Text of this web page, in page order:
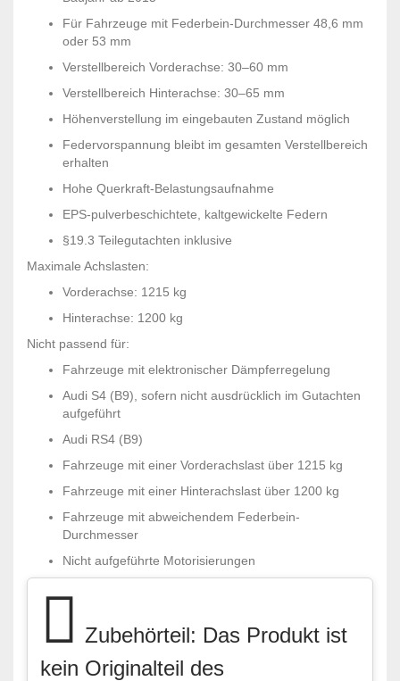
Für Fahrzeuge mit Federbein-Durchmesser 48,6 mm
oder 53 mm
Verstellbereich Vorderachse: 30–60 mm
Verstellbereich Hinterachse: 30–65 mm
Höhenverstellung im eingebauten Zustand möglich
Federvorspannung bleibt im gesamten Verstellbereich
erhalten
Hohe Querkraft-Belastungsaufnahme
EPS-pulverbeschichtete, kaltgewickelte Federn
§19.3 Teilegutachten inklusive
Maximale Achslasten:
Vorderachse: 1215 kg
Hinterachse: 1200 kg
Nicht passend für:
Fahrzeuge mit elektronischer Dämpferregelung
Audi S4 (B9), sofern nicht ausdrücklich im Gutachten
aufgeführt
Audi RS4 (B9)
Fahrzeuge mit einer Vorderachslast über 1215 kg
Fahrzeuge mit einer Hinterachslast über 1200 kg
Fahrzeuge mit abweichendem Federbein-
Durchmesser
Nicht aufgeführte Motorisierungen
Zubehörteil: Das Produkt ist
kein Originalteil des